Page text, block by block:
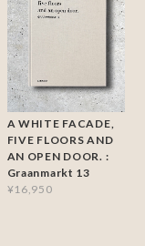
A WHITE FACADE,
FIVE FLOORS AND
AN OPEN DOOR. :
Graanmarkt 13
¥16,950